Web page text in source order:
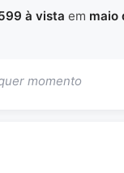
à vista em maio
momento